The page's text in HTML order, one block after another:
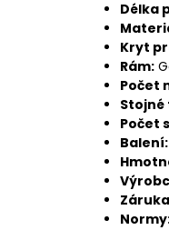
Délka
Kryt
Rám:
Počet
Stojné
Počet
Balení: